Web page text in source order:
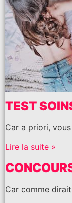
TEST
Car a priori,
Lire la suite »
Car comme